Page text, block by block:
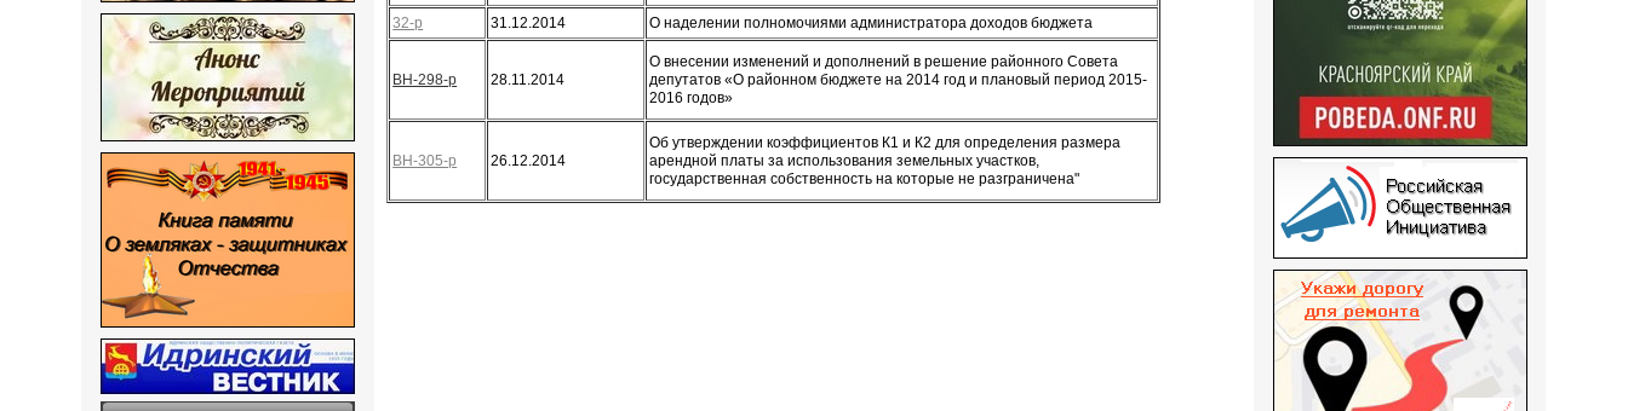
32-р 31.12.2014 О наделении полномочиями администратора доходов бюджета
ВН-298-р 28.11.2014
О внесении изменений и дополнений в решение районного Совета
депутатов «О районном бюджете на 2014 год и плановый период 2015-
2016 годов»
ВН-305-р 26.12.2014
Об утверждении коэффициентов К1 и К2 для определения размера
арендной платы за использования земельных участков,
государственная собственность на которые не разграничена"